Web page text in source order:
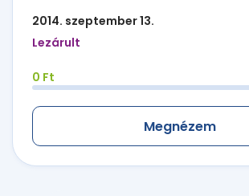
2014. szeptember 13.
Lezárult
0 Ft
Megnézem